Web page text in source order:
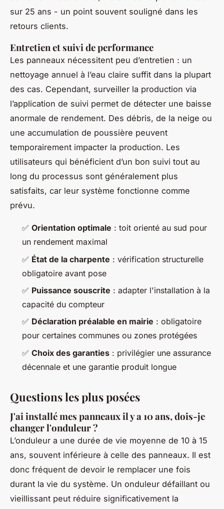
sur 25 ans - un point souvent souligné dans les
retours clients.
Entretien et suivi de performance
Les panneaux nécessitent peu d’entretien : un
nettoyage annuel à l’eau claire suffit dans la plupart
des cas. Cependant, surveiller la production via
l’application de suivi permet de détecter une baisse
anormale de rendement. Des débris, de la neige ou
une accumulation de poussière peuvent
temporairement impacter la production. Les
utilisateurs qui bénéficient d’un bon suivi tout au
long du processus sont généralement plus
satisfaits, car leur système fonctionne comme
prévu.
✅ Orientation optimale : toit orienté au sud pour
un rendement maximal
✅ État de la charpente : vérification structurelle
obligatoire avant pose
✅ Puissance souscrite : adapter l'installation à la
capacité du compteur
✅ Déclaration préalable en mairie : obligatoire
pour certaines communes ou zones protégées
✅ Choix des garanties : privilégier une assurance
décennale et une garantie produit longue
Questions les plus posées
J'ai installé mes panneaux il y a 10 ans, dois-je
changer l'onduleur ?
L’onduleur a une durée de vie moyenne de 10 à 15
ans, souvent inférieure à celle des panneaux. Il est
donc fréquent de devoir le remplacer une fois
durant la vie du système. Un onduleur défaillant ou
vieillissant peut réduire significativement la